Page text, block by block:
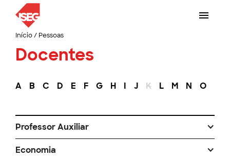
Início/ Pessoas
Docentes
A B C D E F G H I J K L M N O
Professor Auxiliar
Economia